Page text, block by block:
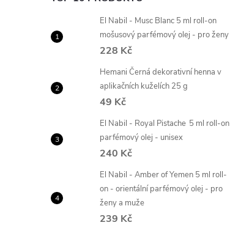
El Nabil - Musc Blanc 5 ml roll-on
mošusový parfémový olej - pro ženy
228 Kč
Hemani Černá dekorativní henna v
aplikačních kuželích 25 g
49 Kč
El Nabil - Royal Pistache 5 ml roll-on
parfémový olej - unisex
240 Kč
El Nabil - Amber of Yemen 5 ml roll-
on - orientální parfémový olej - pro
ženy a muže
239 Kč